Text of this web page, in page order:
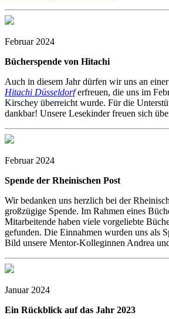
Februar 2024
Bücherspende von Hitachi
Auch in diesem Jahr dürfen wir uns an
Hitachi Düsseldorferfreuen, die uns im
Kirschey überreicht wurde. Für die
dankbar! Unsere Lesekinder freuen sich
Februar 2024
Spende der Rheinischen Post
Wir bedanken uns herzlich bei der
großzügige Spende. Im Rahmen eines
Mitarbeitende haben viele vorgeliebte
gefunden. Die Einnahmen wurden uns als
Bild unsere Mentor-Kolleginnen Andrea
Januar 2024
Ein Rückblick auf das Jahr 2023